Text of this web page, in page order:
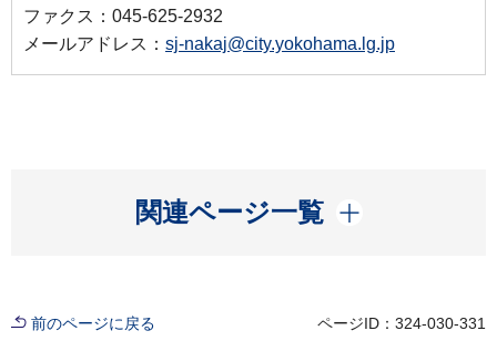
ファクス：045-625-2932
メールアドレス： sj-nakaj@city.yokohama.lg.jp
関連ページ一覧
開く
前のページに戻る ページID：324-030-331